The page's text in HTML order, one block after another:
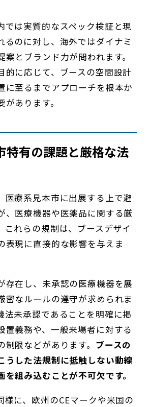
では実質的なスペック検証と現
るのに対し、海外ではダイナミ
案とブランド力が問われます。
的に応じて、ブースの空間設計
に至るまでアプローチを根本か
あります。
特有の課題と厳格な法
医療系見本市に出展する上で避
、医療機器や医薬品に関する厳
これらの規制は、ブースデザイ
表現に直接的な影響を与えま
存在し、未承認の医療機器を展
密なルールの遵守が求められま
法未承認であることを明確に掲
置義務や、一般来場者に対する
限などがあります。 ブースの
うした法規制に抵触しない動線
組み込むことが不可欠です。
様に、欧州のCEマークや米国の